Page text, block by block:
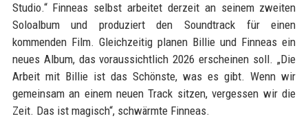
Studio.“ Finneas selbst arbeitet derzeit an seinem zweiten
Soloalbum und produziert den Soundtrack für einen
kommenden Film. Gleichzeitig planen Billie und Finneas ein
neues Album, das voraussichtlich 2026 erscheinen soll. „Die
Arbeit mit Billie ist das Schönste, was es gibt. Wenn wir
gemeinsam an einem neuen Track sitzen, vergessen wir die
Zeit. Das ist magisch“, schwärmte Finneas.